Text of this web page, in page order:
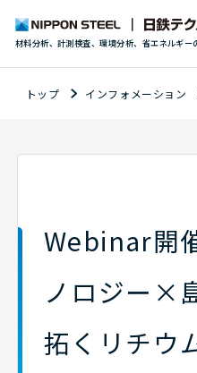
材料分析、計測検査、環境分析、省エネルギー
トップ インフォメーション
Webinar開
ノロジー×
拓くリチウ